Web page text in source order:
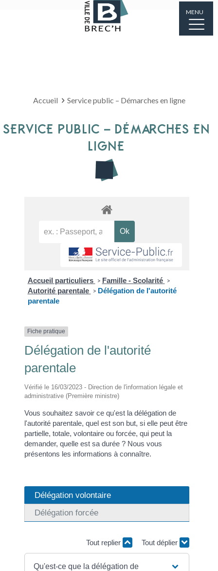
MENU
Accueil Service public – Démarches en ligne
SERVICE PUBLIC – DÉMARCHES EN
LIGNE
Accueil particuliers > Famille - Scolarité >
Autorité parentale > Délégation de l'autorité
parentale
Fiche pratique
Délégation de l'autorité
parentale
Vérifié le 16/03/2023 - Direction de l'information légale et
administrative (Première ministre)
Vous souhaitez savoir ce qu'est la délégation de
l'autorité parentale, quel est son but, si elle peut être
partielle, totale, volontaire ou forcée, qui peut la
demander, quelle est sa durée ? Nous vous
présentons les informations à connaître.
Délégation volontaire
Délégation forcée
Tout replier Tout déplier
Qu'est-ce que la délégation de